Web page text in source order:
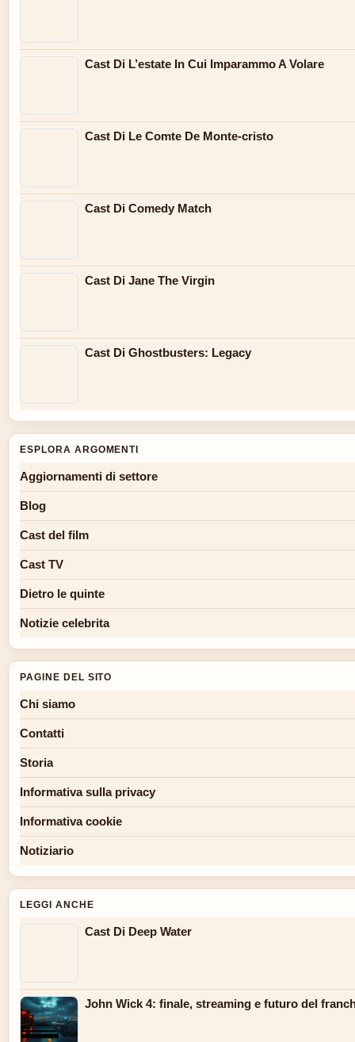
Cast Di L’estate In Cui Imparammo A Volare
Cast Di Le Comte De Monte-cristo
Cast Di Comedy Match
Cast Di Jane The Virgin
Cast Di Ghostbusters: Legacy
ESPLORA ARGOMENTI
Aggiornamenti di settore
Blog
Cast del film
Cast TV
Dietro le quinte
Notizie celebrita
PAGINE DEL SITO
Chi siamo
Contatti
Storia
Informativa sulla privacy
Informativa cookie
Notiziario
LEGGI ANCHE
Cast Di Deep Water
John Wick 4: finale, streaming e futuro del